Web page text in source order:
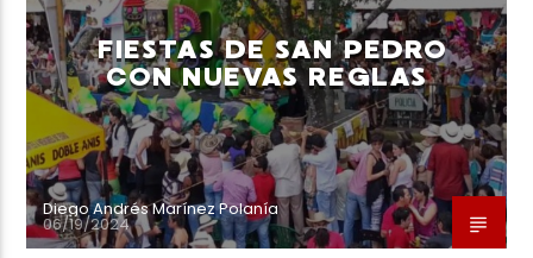
FIESTAS DE SAN PEDRO
CON NUEVAS REGLAS
Diego Andrés Marínez Polanía
06/19/2024